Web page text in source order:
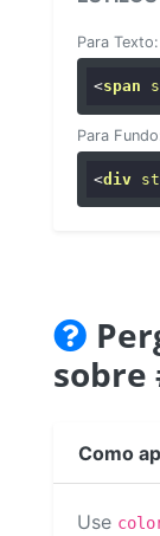
Para Texto:
<span
Para
<div
sobre
Como
Use